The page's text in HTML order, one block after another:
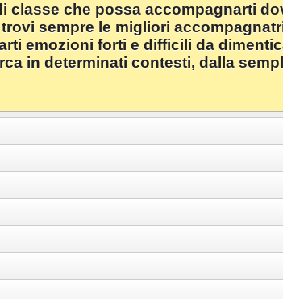
classe che possa accompagnarti
sempre le migliori
emozioni forti e difficili da
in determinati contesti, dalla